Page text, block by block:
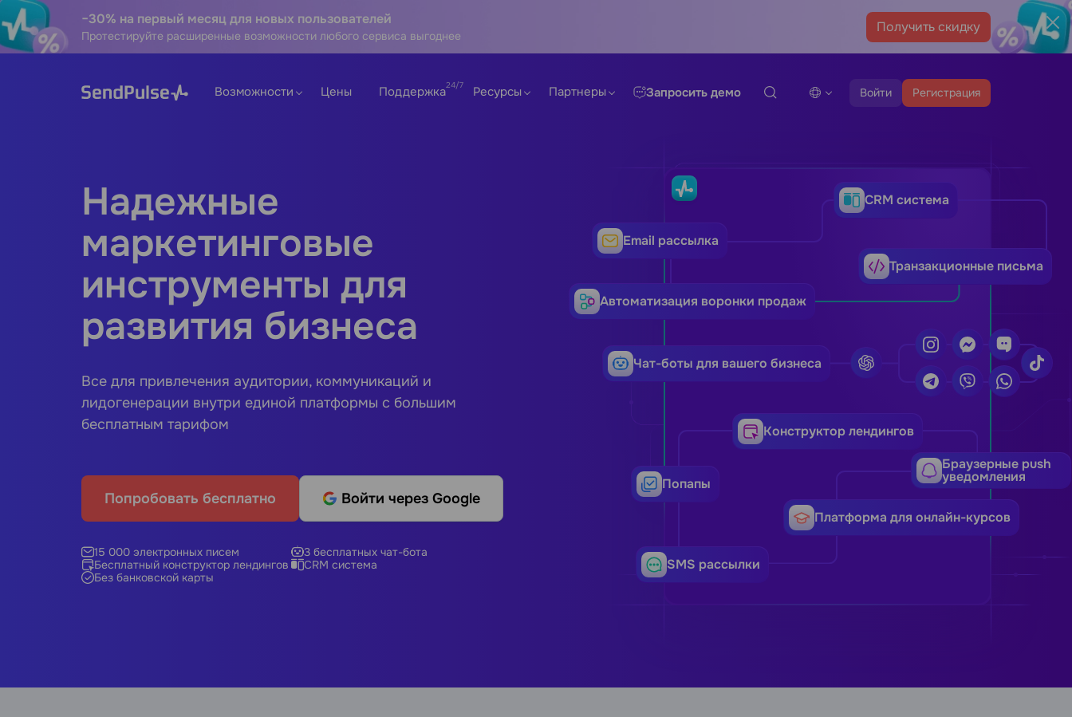
−30% на первый месяц для новых пользователей
Протестируйте расширенные возможности любого сервиса выгоднее
Получить скидку
Войти Регистрация
Возможности Цены Поддержка Ресурсы Партнеры Запросить демо
Надежные
маркетинговые
инструменты для
развития бизнеса
Все для привлечения аудитории, коммуникаций и
лидогенерации внутри единой платформы с большим
бесплатным тарифом
Попробовать бесплатно Войти через Google
15 000 электронных писем
3 бесплатных чат-бота
Бесплатный конструктор лендингов
CRM система
Без банковской карты
Email рассылка
CRM система
Транзакционные письма
Автоматизация воронки продаж
Чат-боты для вашего бизнеса
Конструктор лендингов
Попапы
Браузерные push
уведомления
Платформа для онлайн-курсов
SMS рассылки